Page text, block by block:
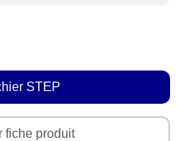
STEP
fiche produit